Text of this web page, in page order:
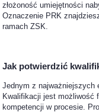
złożoność umiejętności
Oznaczenie PRK
ramach ZSK.
Jak potwierdzić
Jednym z najważniejszych
Kwalifikacji jest możliwość
kompetencji w procesie.